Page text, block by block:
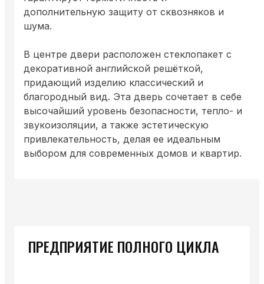
дополнительную защиту от сквозняков и
шума.
В центре двери расположен стеклопакет с
декоративной английской решёткой,
придающий изделию классический и
благородный вид. Эта дверь сочетает в себе
высочайший уровень безопасности, тепло- и
звукоизоляции, а также эстетическую
привлекательность, делая ее идеальным
выбором для современных домов и квартир.
ПРЕДПРИЯТИЕ ПОЛНОГО ЦИКЛА